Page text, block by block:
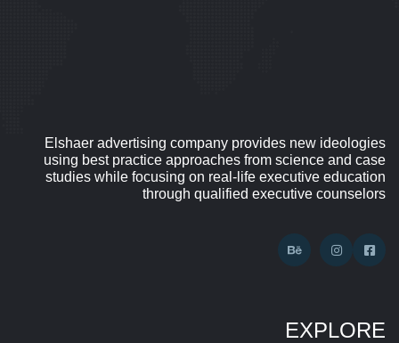
Elshaer advertising company provides new ideologies
using best practice approaches from science and case
studies while focusing on real-life executive education
through qualified executive counselors
EXPLORE